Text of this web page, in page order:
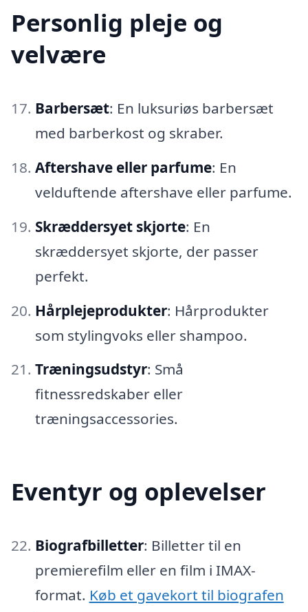
Personlig pleje og
velvære
Barbersæt: En luksuriøs barbersæt
med barberkost og skraber.
Aftershave eller parfume: En
velduftende aftershave eller parfume.
Skræddersyet skjorte: En
skræddersyet skjorte, der passer
perfekt.
Hårplejeprodukter: Hårprodukter
som stylingvoks eller shampoo.
Træningsudstyr: Små
fitnessredskaber eller
træningsaccessories.
Eventyr og oplevelser
Biografbilletter: Billetter til en
premierefilm eller en film i IMAX-
format. Køb et gavekort til biografen